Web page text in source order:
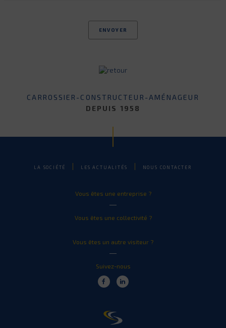
CARROSSIER-CONSTRUCTEUR-AMÉNAGEUR
DEPUIS 1958
LA SOCIÉTÉ LES ACTUALITÉS NOUS CONTACTER
Vous êtes une entreprise ?
Vous êtes une collectivité ?
Vous êtes un autre visiteur ?
Suivez-nous